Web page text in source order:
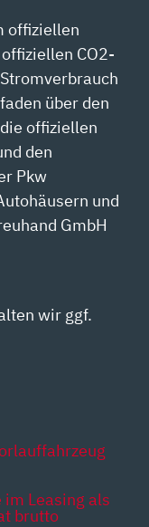
offiziellen
CO2-
über den
offiziellen
den
Pkw
und
GmbH
wir ggf.
im Leasing als
brutto